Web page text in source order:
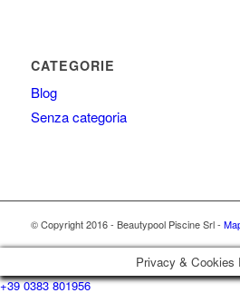
CATEGORIE
Blog
Senza categoria
© Copyright 2016 - Beautypool Piscine Srl -
Privacy & Cookies
+39 0383 801956